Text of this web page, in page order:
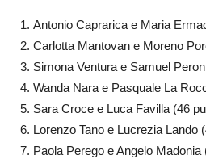
Antonio Caprarica e Maria
Carlotta Mantovan e Moreno
Simona Ventura e Samuel
Wanda Nara e Pasquale La
Sara Croce e Luca Favilla (46
Lorenzo Tano e Lucrezia Lando
Paola Perego e Angelo Madonia